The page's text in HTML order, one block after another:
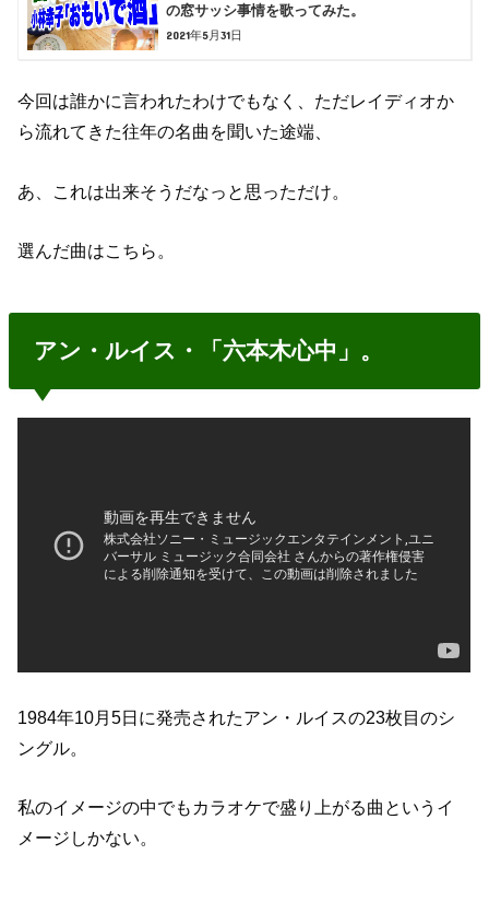
の窓サッシ事情を歌ってみた。
2021年5月31日
今回は誰かに言われたわけでもなく、ただレイディオか
ら流れてきた往年の名曲を聞いた途端、
あ、これは出来そうだなっと思っただけ。
選んだ曲はこちら。
アン・ルイス・「六本木心中」。
1984年10月5日に発売されたアン・ルイスの23枚目のシ
ングル。
私のイメージの中でもカラオケで盛り上がる曲というイ
メージしかない。